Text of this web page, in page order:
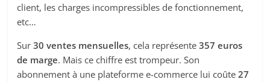
client, les charges incompressibles de fonctionnement,
etc…
Sur30 ventes mensuelles, cela représente357 euros
de marge. Mais ce chiffre est trompeur. Son
abonnement à une plateforme e-commerce lui coûte27